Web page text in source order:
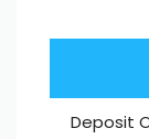
Deposit